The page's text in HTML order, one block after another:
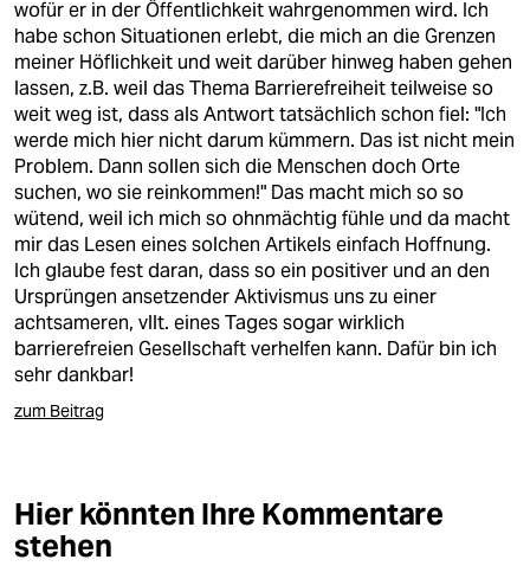
wofür er in der Öffentlichkeit wahrgenommen wird. Ich
habe schon Situationen erlebt, die mich an die Grenzen
meiner Höflichkeit und weit darüber hinweg haben gehen
lassen, z.B. weil das Thema Barrierefreiheit teilweise so
weit weg ist, dass als Antwort tatsächlich schon fiel: "Ich
werde mich hier nicht darum kümmern. Das ist nicht mein
Problem. Dann sollen sich die Menschen doch Orte
suchen, wo sie reinkommen!" Das macht mich so so
wütend, weil ich mich so ohnmächtig fühle und da macht
mir das Lesen eines solchen Artikels einfach Hoffnung.
Ich glaube fest daran, dass so ein positiver und an den
Ursprüngen ansetzender Aktivismus uns zu einer
achtsameren, vllt. eines Tages sogar wirklich
barrierefreien Gesellschaft verhelfen kann. Dafür bin ich
sehr dankbar!
zum Beitrag
Hier könnten Ihre Kommentare
stehen